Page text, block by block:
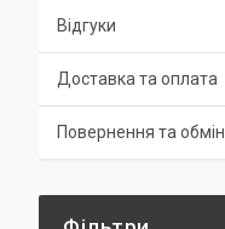
Відгуки
Доставка та оплата
Повернення та обмін